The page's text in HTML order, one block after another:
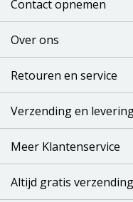
Contact opnemen
Over ons
Retouren en service
Verzending en
Meer Klantenservice
Altijd gratis verzending